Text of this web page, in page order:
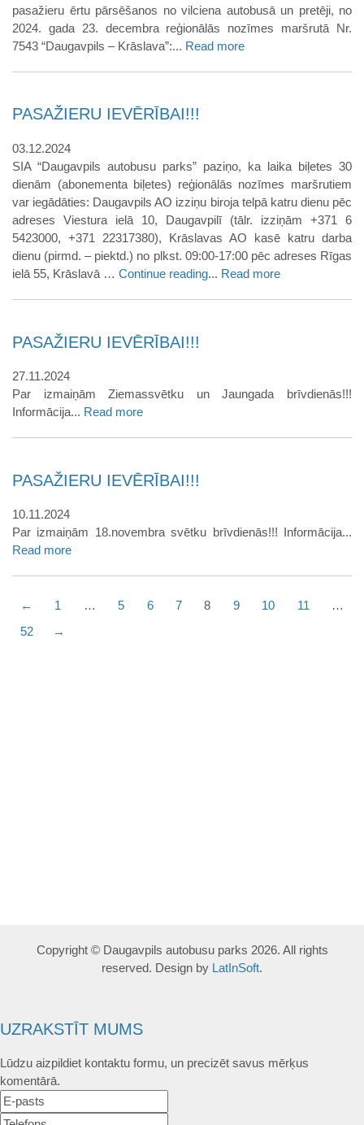
pasažieru ērtu pārsēšanos no vilciena autobusā un pretēji, no
2024. gada 23. decembra reģionālās nozīmes maršrutā Nr.
7543 “Daugavpils – Krāslava”:... Read more
PASAŽIERU IEVĒRĪBAI!!!
03.12.2024
SIA “Daugavpils autobusu parks” paziņo, ka laika biļetes 30
dienām (abonementa biļetes) reģionālās nozīmes maršrutiem
var iegādāties: Daugavpils AO izziņu biroja telpā katru dienu pēc
adreses Viestura ielā 10, Daugavpilī (tālr. izziņām +371 6
5423000, +371 22317380), Krāslavas AO kasē katru darba
dienu (pirmd. – piektd.) no plkst. 09:00-17:00 pēc adreses Rīgas
ielā 55, Krāslavā … Continue reading... Read more
PASAŽIERU IEVĒRĪBAI!!!
27.11.2024
Par izmaiņām Ziemassvētku un Jaungada brīvdienās!!!
Informācija... Read more
PASAŽIERU IEVĒRĪBAI!!!
10.11.2024
Par izmaiņām 18.novembra svētku brīvdienās!!! Informācija...
Read more
← 1 … 5 6 7 8 9 10 11
…
52
→
Copyright © Daugavpils autobusu parks 2026. All rights
reserved. Design by LatInSoft.
UZRAKSTĪT MUMS
Lūdzu aizpildiet kontaktu formu, un precizēt savus mērķus
komentārā.